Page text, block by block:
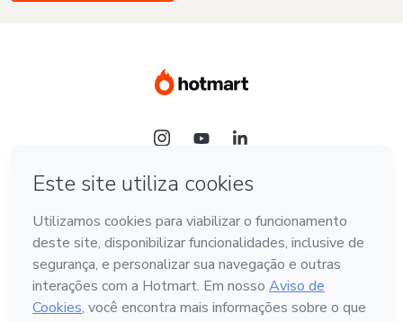
Idioma
Português - Brasil